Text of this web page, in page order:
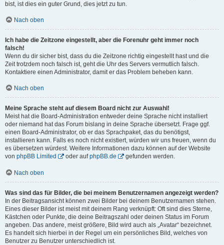
bist, ist dies ein guter Grund, dies jetzt zu tun.
Nach oben
Ich habe die Zeitzone eingestellt, aber die Forenuhr geht immer noch
falsch!
Wenn du dir sicher bist, dass du die Zeitzone richtig eingestellt hast und die
Zeit trotzdem noch falsch ist, geht die Uhr des Servers vermutlich falsch.
Kontaktiere einen Administrator, damit er das Problem beheben kann.
Nach oben
Meine Sprache steht auf diesem Board nicht zur Auswahl!
Meist hat die Board-Administration entweder deine Sprache nicht installiert
oder niemand hat das Forum bislang in deine Sprache übersetzt. Frage ggf.
einen Board-Administrator, ob er das Sprachpaket, das du benötigst,
installieren kann. Falls es noch nicht existiert, würden wir uns freuen, wenn du
es übersetzen würdest. Weitere Informationen dazu können auf der Website
von phpBB Limited oder aufphpBB.de gefunden werden.
Nach oben
Was sind das für Bilder, die bei meinem Benutzernamen angezeigt werden?
In der Beitragsansicht können zwei Bilder bei deinem Benutzernamen stehen.
Eines dieser Bilder ist meist mit deinem Rang verknüpft: Oft sind dies Sterne,
Kästchen oder Punkte, die deine Beitragszahl oder deinen Status im Forum
angeben. Das andere, meist größere, Bild wird auch als „Avatar“ bezeichnet.
Es handelt sich hierbei in der Regel um ein persönliches Bild, welches von
Benutzer zu Benutzer unterschiedlich ist.